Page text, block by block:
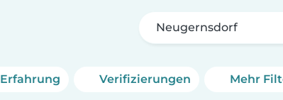
Neugernsdorf
Erfahrung Verifizierungen Mehr